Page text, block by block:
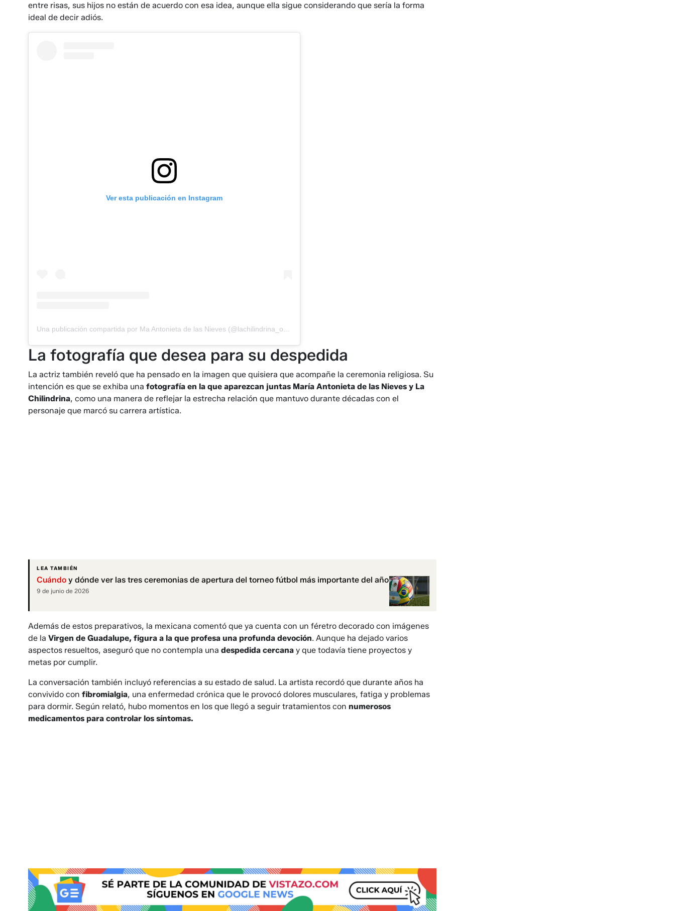
entre risas, sus hijos no están de acuerdo con esa idea, aunque ella sigue considerando que sería la forma
ideal de decir adiós.
Ver esta publicación en Instagram
La fotografía que desea para su despedida
La actriz también reveló que ha pensado en la imagen que quisiera que acompañe la ceremonia religiosa. Su
intención es que se exhiba una fotografía en la que aparezcan juntas María Antonieta de las Nieves y La
Chilindrina, como una manera de reflejar la estrecha relación que mantuvo durante décadas con el
personaje que marcó su carrera artística.
LEA TAMBIÉN
Cuándo y dónde ver las tres ceremonias de apertura del torneo fútbol más importante del año
9 de junio de 2026
Además de estos preparativos, la mexicana comentó que ya cuenta con un féretro decorado con imágenes
de la Virgen de Guadalupe, figura a la que profesa una profunda devoción. Aunque ha dejado varios
aspectos resueltos, aseguró que no contempla una despedida cercana y que todavía tiene proyectos y
metas por cumplir.
La conversación también incluyó referencias a su estado de salud. La artista recordó que durante años ha
convivido con fibromialgia, una enfermedad crónica que le provocó dolores musculares, fatiga y problemas
para dormir. Según relató, hubo momentos en los que llegó a seguir tratamientos con numerosos
medicamentos para controlar los síntomas.